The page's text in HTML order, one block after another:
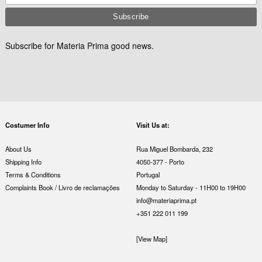
Subscribe for Materia Prima good news.
Costumer Info
About Us
Shipping Info
Terms & Conditions
Complaints Book / Livro de reclamações
Visit Us at:
Rua Miguel Bombarda, 232
4050-377 - Porto
Portugal
Monday to Saturday - 11H00 to 19H00
info@materiaprima.pt
+351 222 011 199
[View Map]